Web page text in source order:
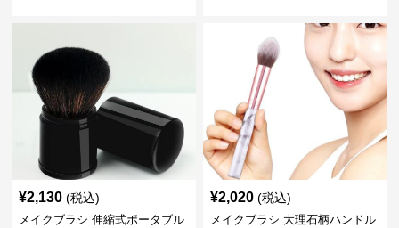
¥2,130 (税込)
メイクブラシ 伸縮式ポータブル
¥2,020 (税込)
メイクブラシ 大理石柄ハンドル